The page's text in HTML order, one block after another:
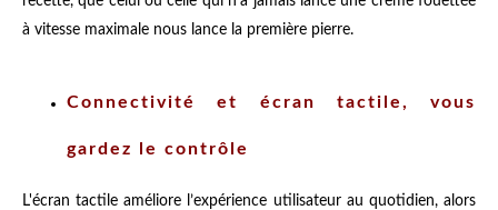
à vitesse maximale nous lance la première pierre.
Connectivité et écran tactile, vous
gardez le contrôle
L'écran tactile améliore l’expérience utilisateur au quotidien, alors